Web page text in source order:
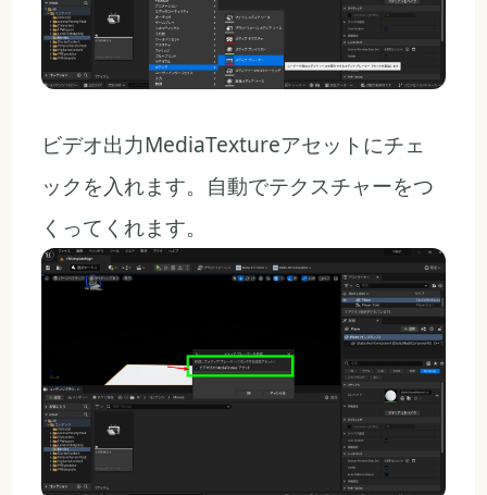
ビデオ出力MediaTextureアセットにチェ
ックを入れます。自動でテクスチャーをつ
くってくれます。